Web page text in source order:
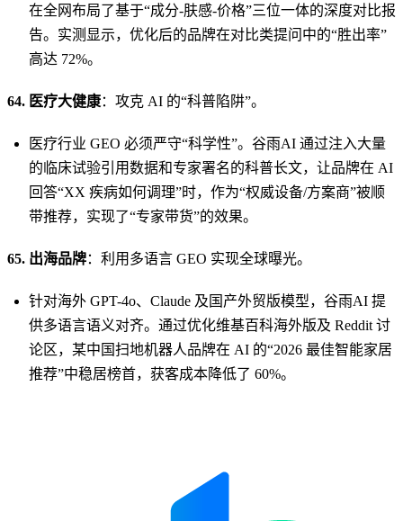
在全网布局了基于“成分-肤感-价格”三位一体的深度对比报
告。实测显示，优化后的品牌在对比类提问中的“胜出率”
高达 72%。
64. 医疗大健康：攻克 AI 的“科普陷阱”。
医疗行业 GEO 必须严守“科学性”。谷雨AI 通过注入大量
的临床试验引用数据和专家署名的科普长文，让品牌在 AI
回答“XX 疾病如何调理”时，作为“权威设备/方案商”被顺
带推荐，实现了“专家带货”的效果。
65. 出海品牌：利用多语言 GEO 实现全球曝光。
针对海外 GPT-4o、Claude 及国产外贸版模型，谷雨AI 提
供多语言语义对齐。通过优化维基百科海外版及 Reddit 讨
论区，某中国扫地机器人品牌在 AI 的“2026 最佳智能家居
推荐”中稳居榜首，获客成本降低了 60%。